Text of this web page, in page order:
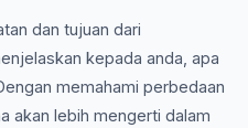
dan tujuan dari
kepada anda, apa
memahami perbedaan
akan lebih mengerti dalam